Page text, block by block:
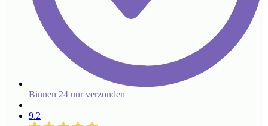
Binnen 24 uur verzonden
9.2